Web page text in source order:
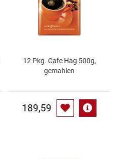
12 Pkg. Cafe Hag 500g,
gemahlen
189,59